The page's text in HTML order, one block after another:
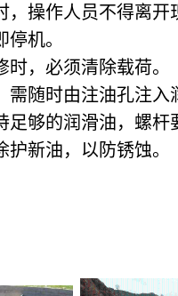
，操作人员不得离开
机。
时，必须清除载荷。
需随时由注油孔注入
足够的润滑油，螺杆
护新油，以防锈蚀。